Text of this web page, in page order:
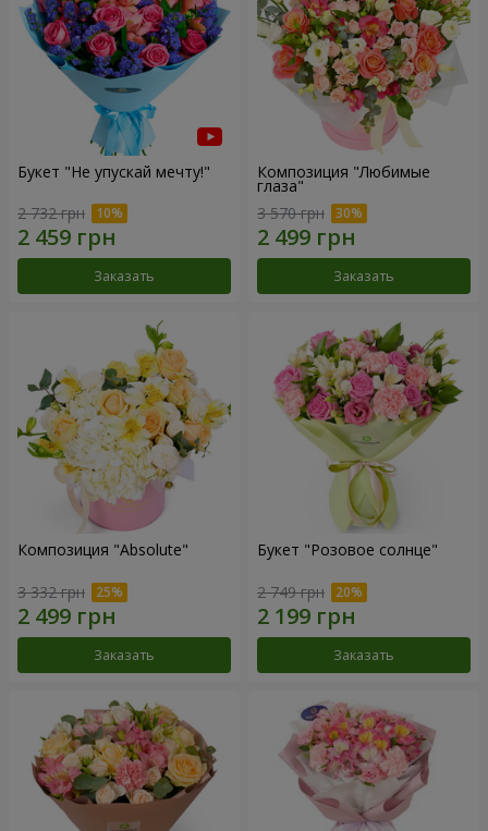
Букет "Не упускай мечту!"
2 732 грн
Заказать
Композиция "Любимые
глаза"
3 570 грн
Заказать
Композиция "Absolute"
3 332 грн
Заказать
Букет "Розовое солнце"
2 749 грн
Заказать